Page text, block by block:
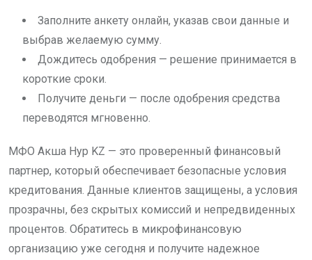
Заполните анкету онлайн, указав свои данные и
выбрав желаемую сумму.
Дождитесь одобрения — решение принимается в
короткие сроки.
Получите деньги — после одобрения средства
переводятся мгновенно.
МФО Акша Нур KZ — это проверенный финансовый
партнер, который обеспечивает безопасные условия
кредитования. Данные клиентов защищены, а условия
прозрачны, без скрытых комиссий и непредвиденных
процентов. Обратитесь в микрофинансовую
организацию уже сегодня и получите надежное